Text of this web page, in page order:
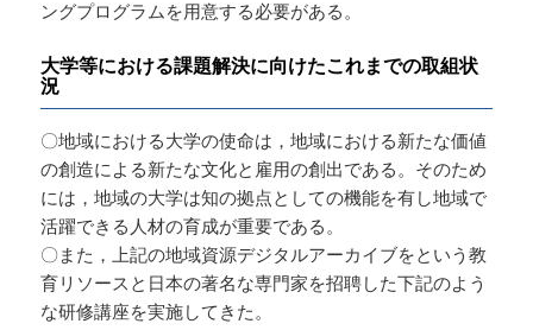
ングプログラムを用意する必要がある。
大学等における課題解決に向けたこれまでの取組状
況
〇地域における大学の使命は，地域における新たな価値
の創造による新たな文化と雇用の創出である。そのため
には，地域の大学は知の拠点としての機能を有し地域で
活躍できる人材の育成が重要である。
〇また，上記の地域資源デジタルアーカイブをという教
育リソースと日本の著名な専門家を招聘した下記のよう
な研修講座を実施してきた。